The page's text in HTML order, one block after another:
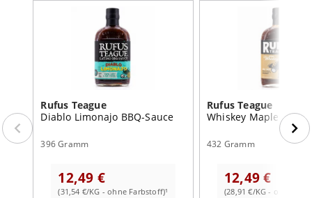
Rufus Teague
Diablo Limonajo BBQ-Sauce
396 Gramm
12,49 €
(31,54 €/KG - ohne Farbstoff)¹
Rufus Teague
Whiskey Maple BBQ-
432 Gramm
12,49 €
(28,91 €/KG - ohne